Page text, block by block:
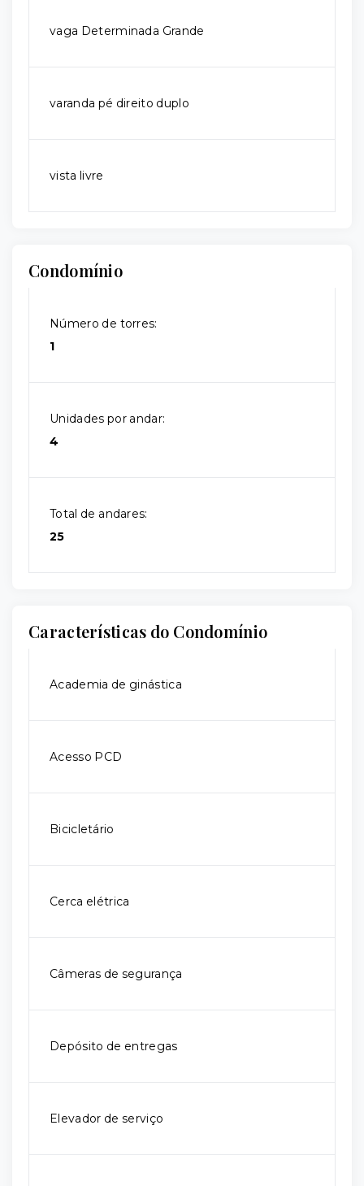
vaga Determinada Grande
varanda pé direito duplo
vista livre
Condomínio
Número de torres:
1
Unidades por andar:
4
Total de andares:
25
Características do Condomínio
Academia de ginástica
Acesso PCD
Bicicletário
Cerca elétrica
Câmeras de segurança
Depósito de entregas
Elevador de serviço